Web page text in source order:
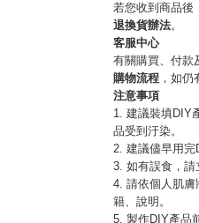
若您收到商品後
退換貨辦法。
客服中心
有關購買、付款
購物流程 ，如仍
注意事項
1. 建議裝填DIY
品受到汙染。
2. 建議儘早用完
3. 如有誤食，請
4. 請依個人肌膚
籍、說明。
5. 製作DIY產品